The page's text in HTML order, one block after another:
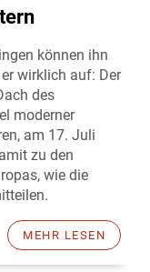
können ihn
wirklich auf: Der
des
moderner
am 17. Juli
zu den
wie die
MEHR LESEN